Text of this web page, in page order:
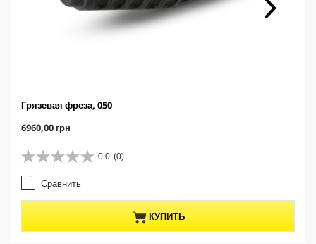
Грязевая фреза, 050
C
r
r
e
n
t
p
r
6960,00 грн
0.0 (0)
0
.
0
и
5
Сравнить
КУПИТЬ